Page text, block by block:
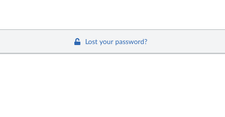
Lost your password?